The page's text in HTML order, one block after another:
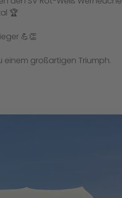
🏆
💪👏
einem großartigen Triumph.